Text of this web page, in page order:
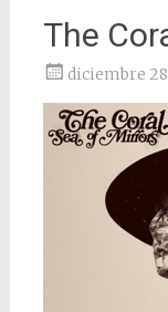
The
diciembre